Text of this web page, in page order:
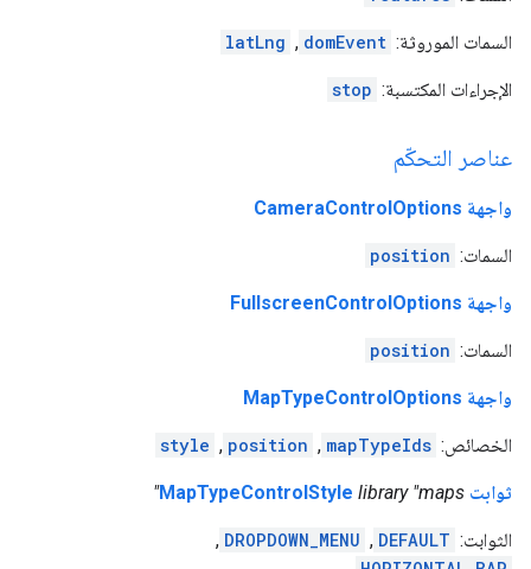
السمات الموروثة: domEvent
,
latLng
الإجراءات المكتسبة: stop
عناصر التحكّم
واجهة CameraControlOptions
السمات: position
واجهة FullscreenControlOptions
السمات: position
واجهة MapTypeControlOptions
الخصائص: mapTypeIds
,
position
,
style
ثوابت MapTypeControlStyle library "maps"
الثوابت: DEFAULT
,
DROPDOWN_MENU
,